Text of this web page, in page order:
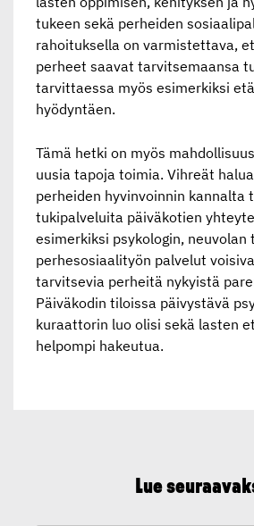
tukeen sekä perheiden
rahoituksella on varmistettava,
perheet saavat tarvitsemaansa
tarvittaessa myös esimerkiksi
hyödyntäen.
Tämä hetki on myös
uusia tapoja toimia. Vihreät
perheiden hyvinvoinnin kannalta
tukipalveluita päiväkotien
esimerkiksi psykologin, neuvolan
perhesosiaalityön palvelut
tarvitsevia perheitä nykyistä
Päiväkodin tiloissa päivystävä
kuraattorin luo olisi sekä lasten
helpompi hakeutua.
Lue